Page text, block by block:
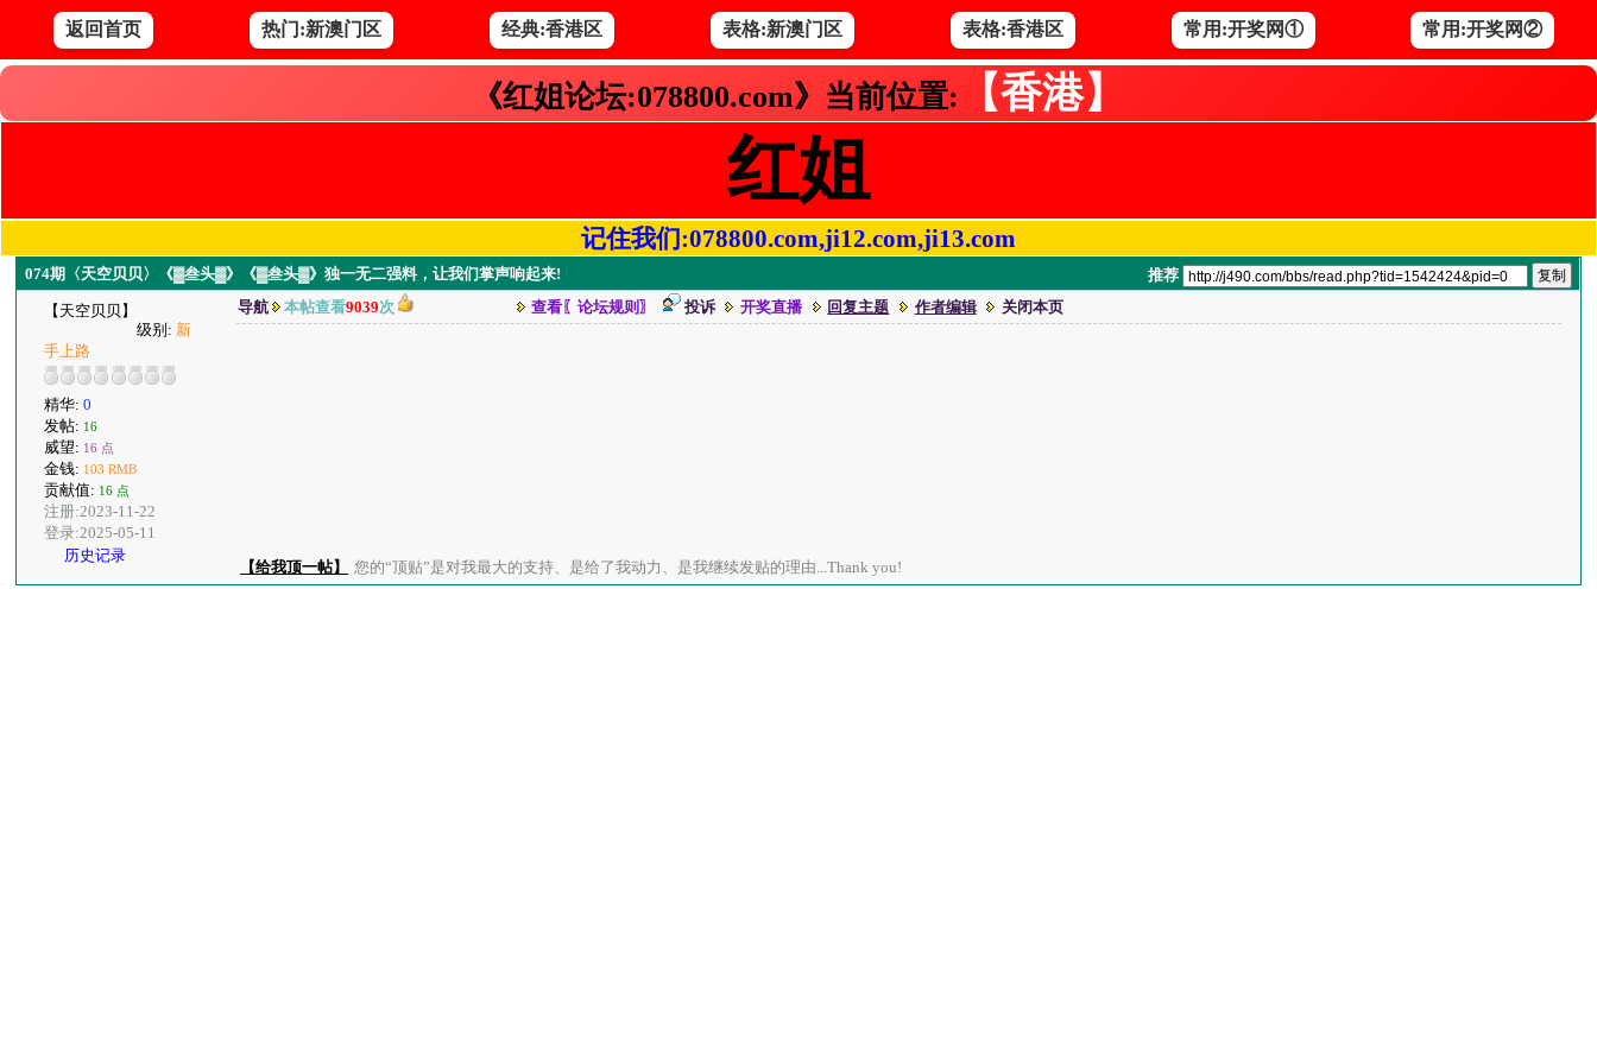
返回首页 热门:新澳门区 经典:香港区 表格:新澳门区 表格:香港区 常用:开奖网① 常用:开奖网②
《红姐论坛:078800.com》当前位置: 【香港】
红姐
记住我们:078800.com,ji12.com,ji13.com
074期〈天空贝贝〉《▓叁头▓》《▓叁头▓》独一无二强料，让我们掌声响起来! 推荐
【天空贝贝】
级别: 新
手上路
精华:0
发帖: 16
威望: 16 点
金钱: 103 RMB
贡献值: 16 点
注册:2023-11-22
登录:2025-05-11
历史记录
导航 本帖查看9039次 查看〖论坛规则〗 投诉 开奖直播 回复主题 作者编辑 关闭本页
【给我顶一帖】 您的“顶贴”是对我最大的支持、是给了我动力、是我继续发贴的理由...Thank you!